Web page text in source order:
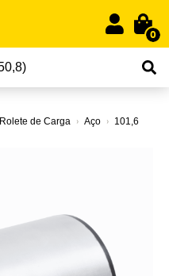
0
Rolete de Carga Aço 101,6